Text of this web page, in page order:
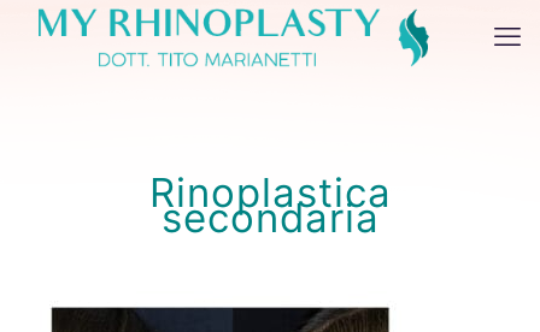
Rinoplastica
secondaria